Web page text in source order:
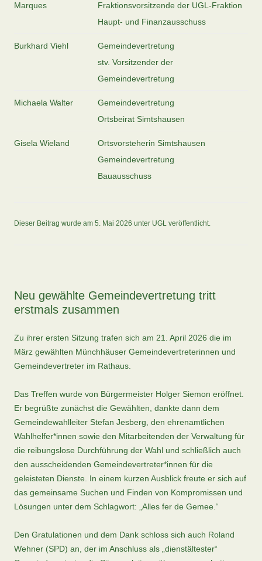
Marques
Fraktionsvorsitzende der UGL-Fraktion
Haupt- und Finanzausschuss
Burkhard Viehl
Gemeindevertretung
stv. Vorsitzender der
Gemeindevertretung
Michaela Walter
Gemeindevertretung
Ortsbeirat Simtshausen
Gisela Wieland
Ortsvorsteherin Simtshausen
Gemeindevertretung
Bauausschuss
Dieser Beitrag wurde am 5. Mai 2026 unter UGL veröffentlicht.
Neu gewählte Gemeindevertretung tritt
erstmals zusammen
Zu ihrer ersten Sitzung trafen sich am 21. April 2026 die im
März gewählten Münchhäuser Gemeindevertreterinnen und
Gemeindevertreter im Rathaus.
Das Treffen wurde von Bürgermeister Holger Siemon eröffnet.
Er begrüßte zunächst die Gewählten, dankte dann dem
Gemeindewahlleiter Stefan Jesberg, den ehrenamtlichen
Wahlhelfer*innen sowie den Mitarbeitenden der Verwaltung für
die reibungslose Durchführung der Wahl und schließlich auch
den ausscheidenden Gemeindevertreter*innen für die
geleisteten Dienste. In einem kurzen Ausblick freute er sich auf
das gemeinsame Suchen und Finden von Kompromissen und
Lösungen unter dem Schlagwort: „Alles fer de Gemee.“
Den Gratulationen und dem Dank schloss sich auch Roland
Wehner (SPD) an, der im Anschluss als „dienstältester“